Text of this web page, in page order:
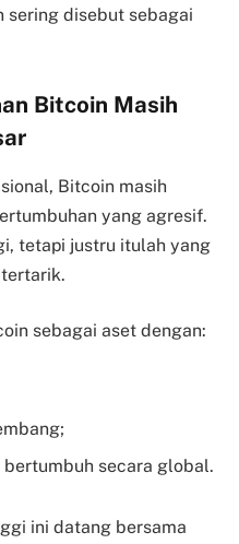
sering disebut sebagai
Bitcoin Masih
Bitcoin masih
yang agresif.
tetapi justru itulah yang
sebagai aset dengan:
secara global.
ini datang bersama